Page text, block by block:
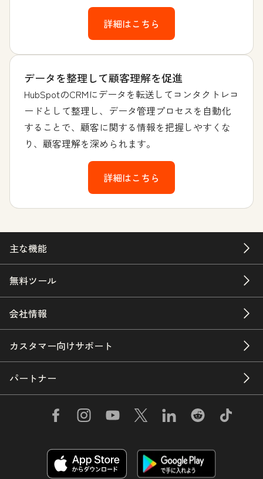
詳細はこちら
データを整理して顧客理解を促進
HubSpotのCRMにデータを転送してコンタクトレコ
ードとして整理し、データ管理プロセスを自動化
することで、顧客に関する情報を把握しやすくな
り、顧客理解を深められます。
詳細はこちら
主な機能
無料ツール
会社情報
カスタマー向けサポート
パートナー